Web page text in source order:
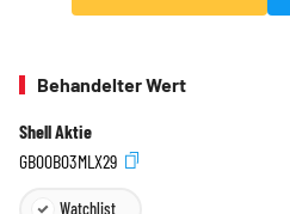
Behandelter Wert
Shell Aktie
GB00B03MLX29
Watchlist